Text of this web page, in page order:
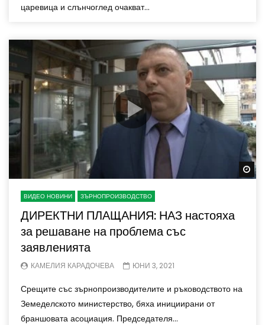
царевица и слънчоглед очакват...
ВИДЕО НОВИНИ ЗЪРНОПРОИЗВОДСТВО
ДИРЕКТНИ ПЛАЩАНИЯ: НАЗ настояха
за решаване на проблема със
заявленията
КАМЕЛИЯ КАРАДОЧЕВА ЮНИ 3, 2021
Срещите със зърнопроизводителите и ръководството на
Земеделското министерство, бяха инициирани от
браншовата асоциация. Председателя...